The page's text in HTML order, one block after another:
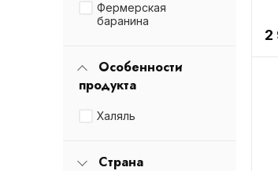
Фермерская
баранина
Особенности
продукта
Халяль
Страна
2